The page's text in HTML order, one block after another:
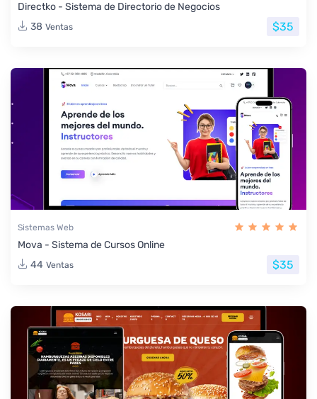
Directko - Sistema de Directorio de Negocios
38 Ventas $35
Sistemas Web
Mova - Sistema de Cursos Online
44 Ventas $35